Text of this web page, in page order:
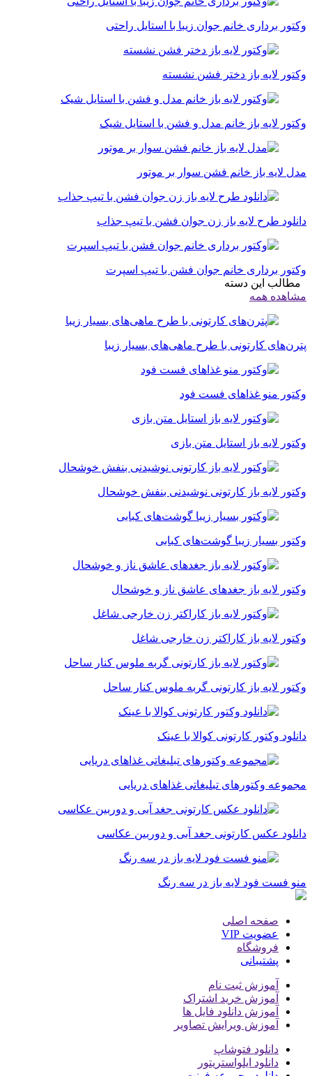
وکتور برداری خانم جوان زیبا با استایل راحتی
وکتور لایه باز دختر فشن نشسته
وکتور لایه باز خانم مدل و فشن با استایل شیک
مدل لایه باز خانم فشن سوار بر موتور
دانلود طرح لایه باز زن جوان فشن با تیپ جذاب
وکتور برداری خانم جوان فشن با تیپ اسپرت
مطالب این دسته
مشاهده همه
پترن‌های کارتونی با طرح ماهی‌های بسیار زیبا
وکتور منو غذاهای فست فود
وکتور لایه باز استایل متن بازی
وکتور لایه باز کارتونی نوشیدنی بنفش خوشحال
وکتور بسیار زیبا گوشت‌‌های کبابی
وکتور لایه باز جغد‌های عاشق ناز و خوشحال
وکتور لایه باز کاراکتر زن خارجی شاغل
وکتور لایه باز کارتونی گربه ملوس کنار ساحل
دانلود وکتور کارتونی کوالا با عینک
مجموعه وکتور‌های تبلیغاتی غذاهای دریایی
دانلود عکس کارتونی جغد آبی و دوربین عکاسی
منو فست فود لایه باز در سه رنگ
صفحه اصلی
عضویت VIP
فروشگاه
پشتیبانی
آموزش ثبت نام
آموزش خرید اشتراک
آموزش دانلود فایل ها
آموزش ویرایش تصاویر
دانلود فتوشاپ
دانلود ایلواستریتور